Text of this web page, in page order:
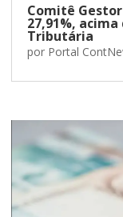
Comitê
27,91%,
Tributária
por Portal